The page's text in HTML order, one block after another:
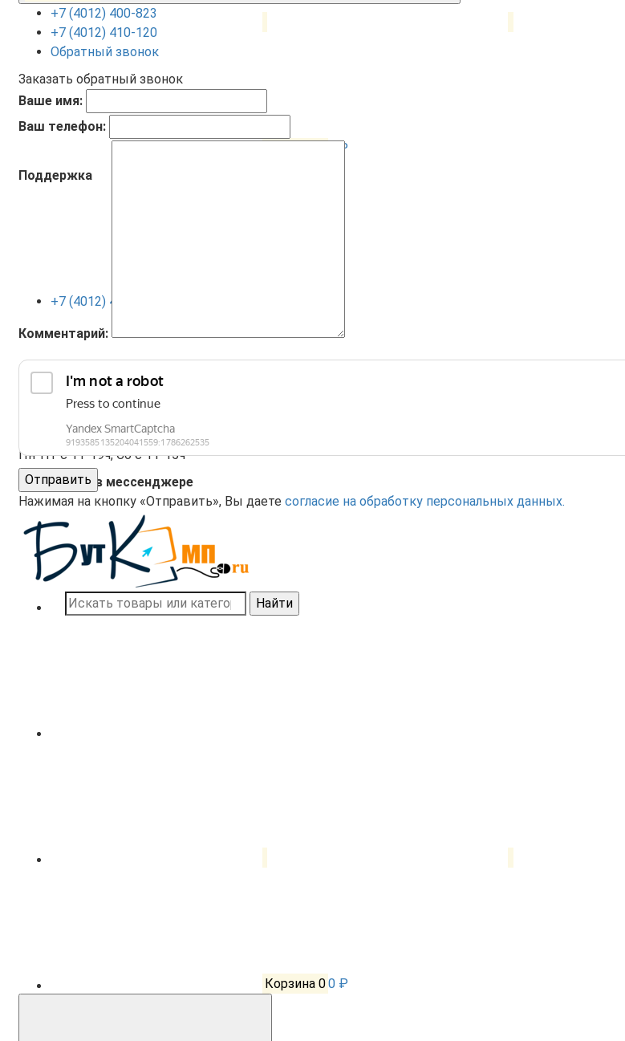
0 ₽
Поддержка
+7 (4012) 400-823
+7 (4012) 410-120
Пн-Пт с 11-19ч, Сб с 11-15ч
Поддержка в мессенджере
+7 (4012) 400-823
+7 (4012) 410-120
Обратный звонок
Заказать обратный звонок
Ваше имя:
Ваш телефон:
Комментарий:
Отправить
Нажимая на кнопку «Отправить», Вы даете согласие на обработку персональных данных.
Найти
Корзина 00 ₽